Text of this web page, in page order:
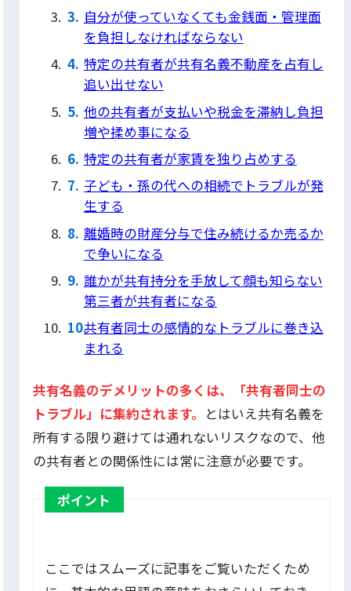
自分が使っていなくても金銭面・管理面
を負担しなければならない
特定の共有者が共有名義不動産を占有し
追い出せない
他の共有者が支払いや税金を滞納し負担
増や揉め事になる
特定の共有者が家賃を独り占めする
子ども・孫の代への相続でトラブルが発
生する
離婚時の財産分与で住み続けるか売るか
で争いになる
誰かが共有持分を手放して顔も知らない
第三者が共有者になる
共有者同士の感情的なトラブルに巻き込
まれる
共有名義のデメリットの多くは、「共有者同士の
トラブル」に集約されます。 とはいえ共有名義を
所有する限り避けては通れないリスクなので、他
の共有者との関係性には常に注意が必要です。
ポイント
ここではスムーズに記事をご覧いただくため